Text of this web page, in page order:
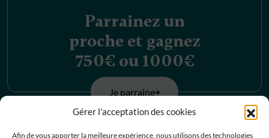
Gérer l'acceptation des cookies
Afin de vous apporter la meilleure expérience, nous utilisons des technologies
Parrainez un
proche et gagnez
750€ ou 1000€
Je parraine